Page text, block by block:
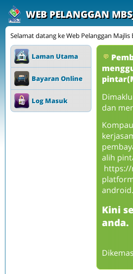
WEB PELANGGAN
Selamat datang ke Web Pelanggan Majlis
Laman Utama
Bayaran Online
Log Masuk
dan
alih
https://
android.
Kini
anda.